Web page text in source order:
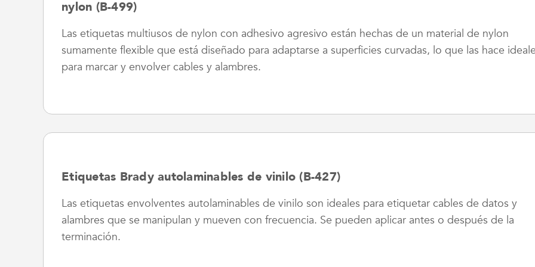
nylon (B-499)
Las etiquetas multiusos de nylon con adhesivo agresivo están hechas de un material de nylon
sumamente flexible que está diseñado para adaptarse a superficies curvadas, lo que las hace
para marcar y envolver cables y alambres.
Etiquetas Brady autolaminables de vinilo (B-427)
Las etiquetas envolventes autolaminables de vinilo son ideales para etiquetar cables de datos y
alambres que se manipulan y mueven con frecuencia. Se pueden aplicar antes o después de la
terminación.